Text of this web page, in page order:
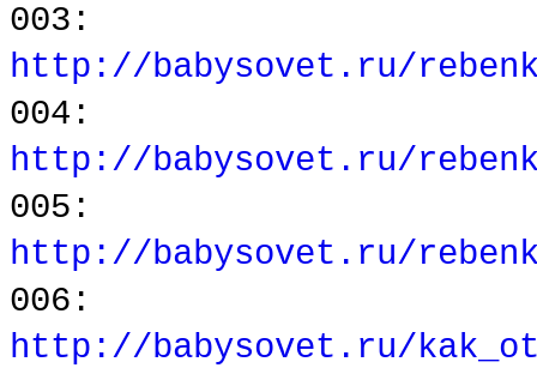
003:
http://babysovet.ru/
004:
http://babysovet.ru/
005:
http://babysovet.ru/
006:
http://babysovet.ru/